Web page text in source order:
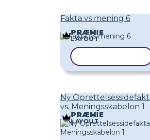
Fakta vs mening 6
PRÆMIE
LAYOUT
Ny
vs. Meningsskabelon 1
PRÆMIE
LAYOUT